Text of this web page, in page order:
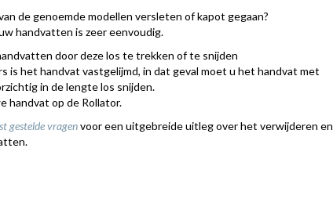
de genoemde modellen versleten of kapot gegaan?
handvatten is zeer eenvoudig.
door deze los te trekken of te snijden
is het handvat vastgelijmd, in dat geval moet u het handvat met
in de lengte los snijden.
handvat op de Rollator.
gestelde vragenvoor een uitgebreide uitleg over het verwijderen en